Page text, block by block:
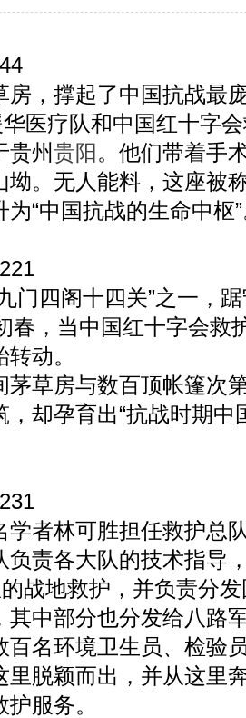
房，撑起了中国抗战最
医疗队和中国红十字
贵州贵阳 。他们带着手
坳。无人能料，这座被
“中国抗战的生命中枢
门四阁十四关”之一，
春，当中国红十字会救
动。
茅草房与数百顶帐篷次
，却孕育出“抗战时期中
学者林可胜担任救护总
负责各大队的技术指导
战地救护，并负责分
其中部分也分发给八路
百名环境卫生员、检验
里脱颖而出，并从这里
服务。